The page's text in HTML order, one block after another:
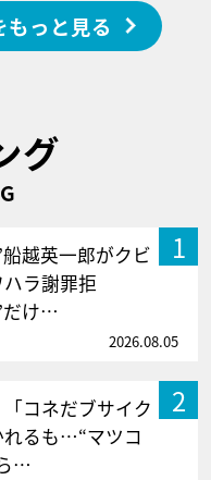
もっと見る
グ
1
越英一郎がクビ
ラ謝罪拒
だけ…
2026.08.05
2
コネだブサイク
れるも…“マツコ
…